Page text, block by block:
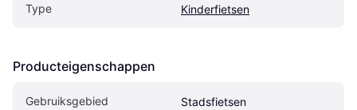
Type Kinderfietsen
Producteigenschappen
Gebruiksgebied Stadsfietsen